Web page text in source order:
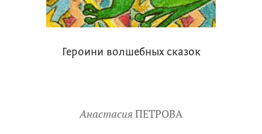
Героини волшебных сказок
Анастасия ПЕТРОВА